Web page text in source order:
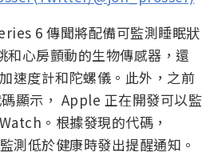
6 傳聞將配備可監測睡眠狀
和心房顫動的生物傳感器，還
速度計和陀螺儀。此外，之前
顯示， Apple 正在開發可以監
。根據發現的代碼，
測低於健康時發出提醒通知。